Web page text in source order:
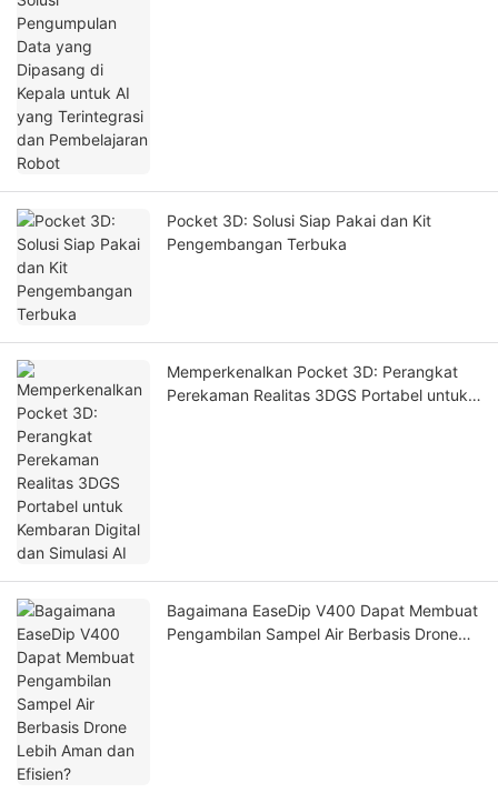
Pocket 3D: Solusi Siap Pakai dan Kit
Pengembangan Terbuka
Memperkenalkan Pocket 3D: Perangkat
Perekaman Realitas 3DGS Portabel untuk
Bagaimana EaseDip V400 Dapat Membuat
Pengambilan Sampel Air Berbasis Drone